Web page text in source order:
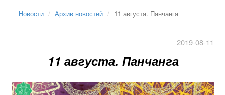
Новости Архив новостей 11 августа. Панчанга
2019-08-11
11 августа. Панчанга